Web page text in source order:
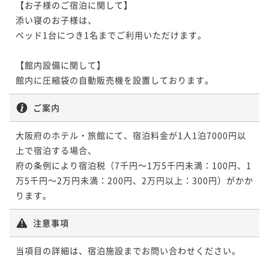
【お子様のご宿泊に関して】
添い寝のお子様は、
ベッド1台につき1名までご利用いただけます。
【館内設備に関して】
館内に圧縮袋の自動販売機を設置しております。
ご案内
大阪府のホテル・旅館にて、宿泊料金が1人1泊7000円以
上で宿泊する場合、
府の条例により宿泊税（7千円～1万5千円未満：100円、1
万5千円～2万円未満：200円、2万円以上：300円）がかか
ります。
注意事項
当項目の詳細は、宿泊施設までお問い合わせください。